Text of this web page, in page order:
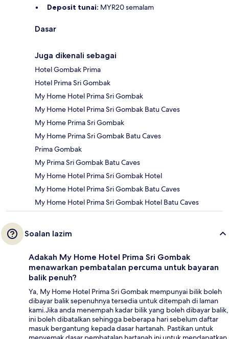
Deposit tunai: MYR20 semalam
Dasar
Juga dikenali sebagai
Hotel Gombak Prima
Hotel Prima Sri Gombak
My Home Hotel Prima Sri Gombak
My Home Hotel Prima Sri Gombak Batu Caves
My Home Prima Sri Gombak
My Home Prima Sri Gombak Batu Caves
Prima Gombak
My Prima Sri Gombak Batu Caves
My Home Hotel Prima Sri Gombak Hotel
My Home Hotel Prima Sri Gombak Batu Caves
My Home Hotel Prima Sri Gombak Hotel Batu Caves
Soalan lazim
Adakah My Home Hotel Prima Sri Gombak
menawarkan pembatalan percuma untuk bayaran
balik penuh?
Ya, My Home Hotel Prima Sri Gombak mempunyai bilik boleh
dibayar balik sepenuhnya tersedia untuk ditempah di laman
kami.Jika anda menempah kadar bilik yang boleh dibayar balik,
ini boleh dibatalkan sehingga beberapa hari sebelum daftar
masuk bergantung kepada dasar hartanah. Pastikan untuk